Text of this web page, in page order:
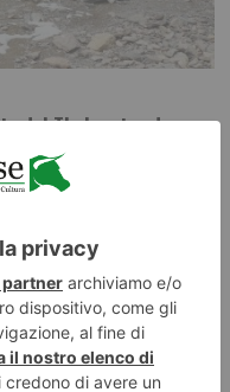
del Thabor, tra due
RECENTI